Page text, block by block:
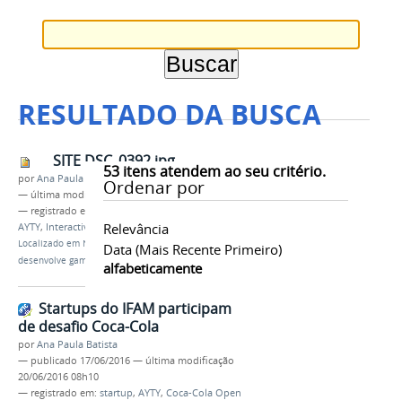
RESULTADO DA BUSCA
53itens atendem ao seu critério.
Ordenar por
Relevância
Data (mais Recente Primeiro)
alfabeticamente
SITE DSC_0392.jpg
porAna Paula Batista
— última modificação18/05/2016 16h01
— registrado em:
AYTY, Interactive
Localizado em Notícias
Empresa incubada do IFAM
desenvolve game em realidade virtual
Startups do IFAM participam
de desafio Coca-Cola
porAna Paula Batista
— publicado 17/06/2016 — última modificação
20/06/2016 08h10
— registrado em: startup, AYTY, Coca-Cola Open